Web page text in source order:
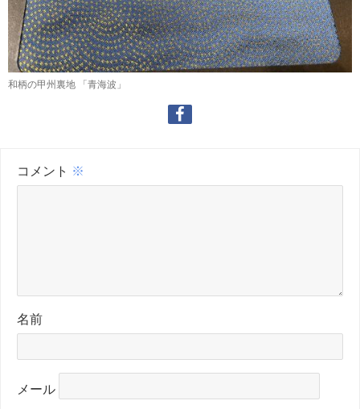
和柄の甲州裏地 「青海波」
コメント ※
名前
メール